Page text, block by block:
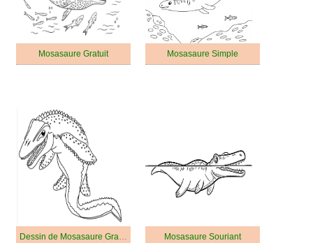
Mosasaure Gratuit Mosasaure Simple
Dessin de Mosasaure Gratuit Mosasaure Souriant